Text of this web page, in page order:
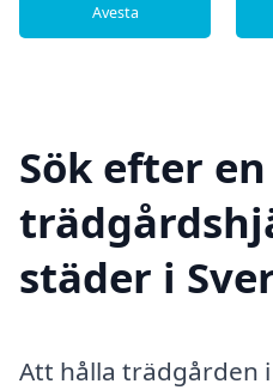
Avesta
Sök efter
städer i
Att hålla trädgården